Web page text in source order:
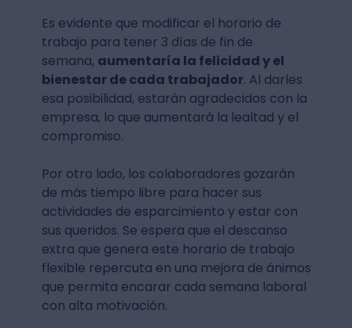
Es evidente que modificar el horario de
trabajo para tener 3 días de fin de
semana, aumentaría la felicidad y el
bienestar de cada trabajador. Al darles
esa posibilidad, estarán agradecidos con la
empresa, lo que aumentará la lealtad y el
compromiso.
Por otro lado, los colaboradores gozarán
de más tiempo libre para hacer sus
actividades de esparcimiento y estar con
sus queridos. Se espera que el descanso
extra que genera este horario de trabajo
flexible repercuta en una mejora de ánimos
que permita encarar cada semana laboral
con alta motivación.